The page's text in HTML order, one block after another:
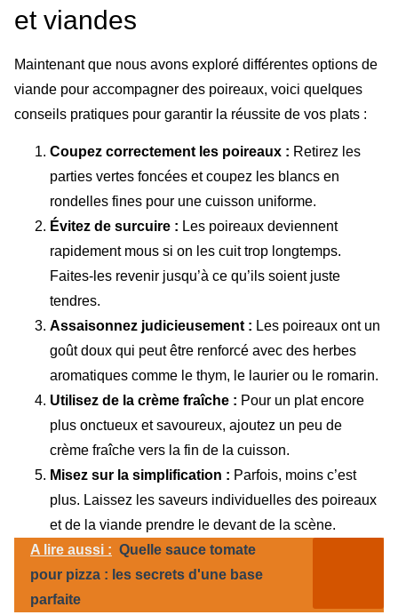
et viandes
Maintenant que nous avons exploré différentes options de
viande pour accompagner des poireaux, voici quelques
conseils pratiques pour garantir la réussite de vos plats :
Coupez correctement les poireaux : Retirez les
parties vertes foncées et coupez les blancs en
rondelles fines pour une cuisson uniforme.
Évitez de surcuire : Les poireaux deviennent
rapidement mous si on les cuit trop longtemps.
Faites-les revenir jusqu’à ce qu’ils soient juste
tendres.
Assaisonnez judicieusement : Les poireaux ont un
goût doux qui peut être renforcé avec des herbes
aromatiques comme le thym, le laurier ou le romarin.
Utilisez de la crème fraîche : Pour un plat encore
plus onctueux et savoureux, ajoutez un peu de
crème fraîche vers la fin de la cuisson.
Misez sur la simplification : Parfois, moins c’est
plus. Laissez les saveurs individuelles des poireaux
et de la viande prendre le devant de la scène.
A lire aussi : Quelle sauce tomate
pour pizza : les secrets d'une base
parfaite